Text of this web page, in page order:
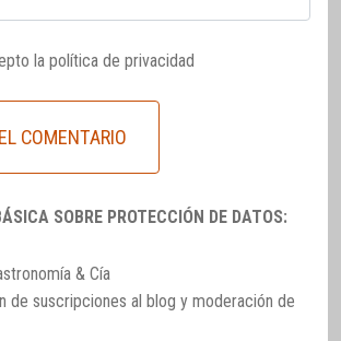
la política de privacidad
SOBRE PROTECCIÓN DE DATOS:
& Cía
de suscripciones al blog y moderación de